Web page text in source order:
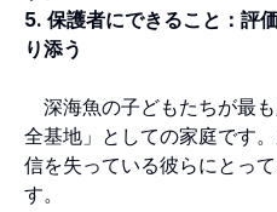
5. 保護者にできること：評
り添う
深海魚の子どもたちが最
全基地」としての家庭です
信を失っている彼らにとっ
す。